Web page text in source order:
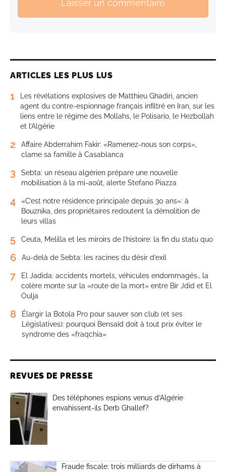
Laisser un commentaire
ARTICLES LES PLUS LUS
1
Les révélations explosives de Matthieu Ghadiri, ancien
agent du contre-espionnage français infiltré en Iran, sur les
liens entre le régime des Mollahs, le Polisario, le Hezbollah
et l’Algérie
2
Affaire Abderrahim Fakir: «Ramenez-nous son corps»,
clame sa famille à Casablanca
3
Sebta: un réseau algérien prépare une nouvelle
mobilisation à la mi-août, alerte Stefano Piazza
4
«C’est notre résidence principale depuis 30 ans»: à
Bouznika, des propriétaires redoutent la démolition de
leurs villas
5 Ceuta, Melilla et les miroirs de l’histoire: la fin du statu quo
6 Au-delà de Sebta: les racines du désir d’exil
7
El Jadida: accidents mortels, véhicules endommagés… la
colère monte sur la «route de la mort» entre Bir Jdid et El
Oulja
8
Élargir la Botola Pro pour sauver son club (et ses
Législatives): pourquoi Bensaïd doit à tout prix éviter le
syndrome des «fraqchia»
REVUES DE PRESSE
Des téléphones espions venus d’Algérie
envahissent-ils Derb Ghallef?
Fraude fiscale: trois milliards de dirhams à